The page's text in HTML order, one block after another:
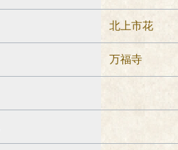
北上市花
万福寺